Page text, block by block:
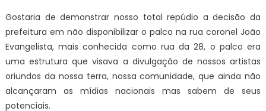
Gostaria de demonstrar nosso total repúdio a decisão da
prefeitura em não disponibilizar o palco na rua coronel João
Evangelista, mais conhecida como rua da 28, o palco era
uma estrutura que visava a divulgação de nossos artistas
oriundos da nossa terra, nossa comunidade, que ainda não
alcançaram as mídias nacionais mas sabem de seus
potenciais.